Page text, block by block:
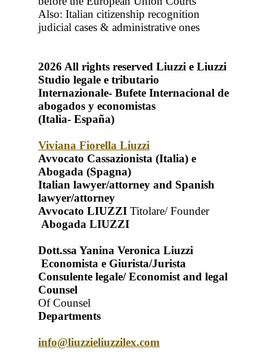
Also: Italian citizenship recognition
judicial cases & administrative ones
2026 All rights reserved Liuzzi e Liuzzi
Studio legale e tributario
Internazionale- Bufete Internacional de
abogados y economistas
(Italia- España)
Viviana Fiorella Liuzzi
Avvocato Cassazionista (Italia) e
Abogada (Spagna)
Italian lawyer/attorney and Spanish
lawyer/attorney
Avvocato LIUZZI Titolare/ Founder
Abogada LIUZZI
Dott.ssa Yanina Veronica Liuzzi
Economista e Giurista/Jurista
Consulente legale/ Economist and legal
Counsel
Of Counsel
Departments
info@liuzzieliuzzilex.com